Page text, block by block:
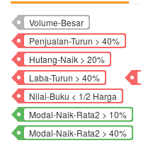
Volume-Besar
Penjualan-Turun > 40%
Hutang-Naik > 20%
Laba-Turun > 40%
Nilai-Buku < 1/2 Harga
Modal-Naik-Rata2 > 10%
Modal-Naik-Rata2 > 40%